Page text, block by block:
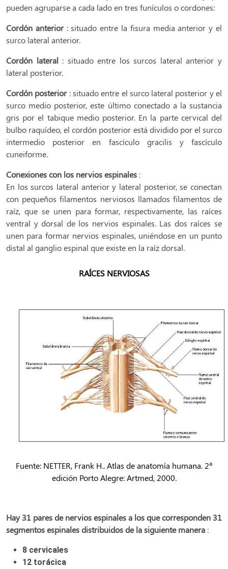
pueden agruparse a cada lado en tres funículos o cordones:
Cordón anterior: situado entre la fisura media anterior y el
surco lateral anterior.
Cordón lateral: situado entre los surcos lateral anterior y
lateral posterior.
Cordón posterior: situado entre el surco lateral posterior y el
surco medio posterior, este último conectado a la sustancia
gris por el tabique medio posterior. En la parte cervical del
bulbo raquídeo, el cordón posterior está dividido por el surco
intermedio posterior en fascículo gracilis y fascículo
cuneiforme.
Conexiones con los nervios espinales :
En los surcos lateral anterior y lateral posterior, se conectan
con pequeños filamentos nerviosos llamados filamentos de
raíz, que se unen para formar, respectivamente, las raíces
ventral y dorsal de los nervios espinales. Las dos raíces se
unen para formar nervios espinales, uniéndose en un punto
distal al ganglio espinal que existe en la raíz dorsal.
RAÍCES NERVIOSAS
Fuente: NETTER, Frank H.. Atlas de anatomía humana. 2ª
edición Porto Alegre: Artmed, 2000.
Hay 31 pares de nervios espinales a los que corresponden 31
segmentos espinales distribuidos de la siguiente manera :
8 cervicales
12 torácica